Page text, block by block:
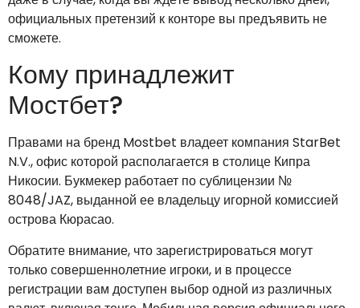
официальных претензий к конторе вы предъявить не
сможете.
Кому принадлежит
Мостбет?
Правами на бренд Mostbet владеет компания StarBet
N.V., офис которой располагается в столице Кипра
Никосии. Букмекер работает по сублицензии №
8048/JAZ, выданной ее владельцу игорной комиссией
острова Кюрасао.
Обратите внимание, что зарегистрироваться могут
только совершеннолетние игроки, и в процессе
регистрации вам доступен выбор одной из различных